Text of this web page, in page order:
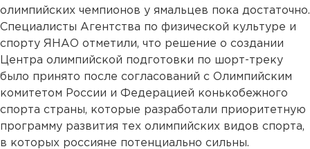
олимпийских чемпионов у ямальцев пока достаточно.
Специалисты Агентства по физической культуре и
спорту ЯНАО отметили, что решение о создании
Центра олимпийской подготовки по шорт-треку
было принято после согласований с Олимпийским
комитетом России и Федерацией конькобежного
спорта страны, которые разработали приоритетную
программу развития тех олимпийских видов спорта,
в которых россияне потенциально сильны.